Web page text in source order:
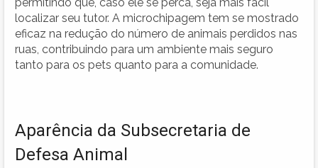
localizar seu tutor. A microchipagem tem se mostrado
eficaz na redução do número de animais perdidos nas
ruas, contribuindo para um ambiente mais seguro
tanto para os pets quanto para a comunidade.
Aparência da Subsecretaria de
Defesa Animal